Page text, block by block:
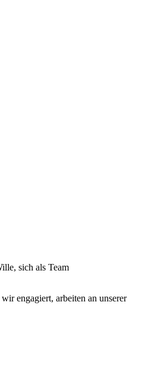
sich als Team
engagiert, arbeiten an unserer